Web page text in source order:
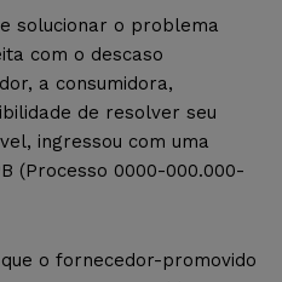
solucionar o problema
com o descaso
a consumidora,
de resolver seu
ingressou com uma
(Processo 0000-000.000-
o fornecedor-promovido